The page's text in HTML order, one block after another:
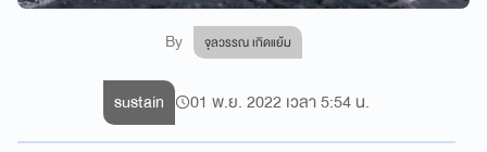
By จุลวรรณ เกิดแย้ม
sustain 01 พ.ย. 2022 เวลา 5:54 น.